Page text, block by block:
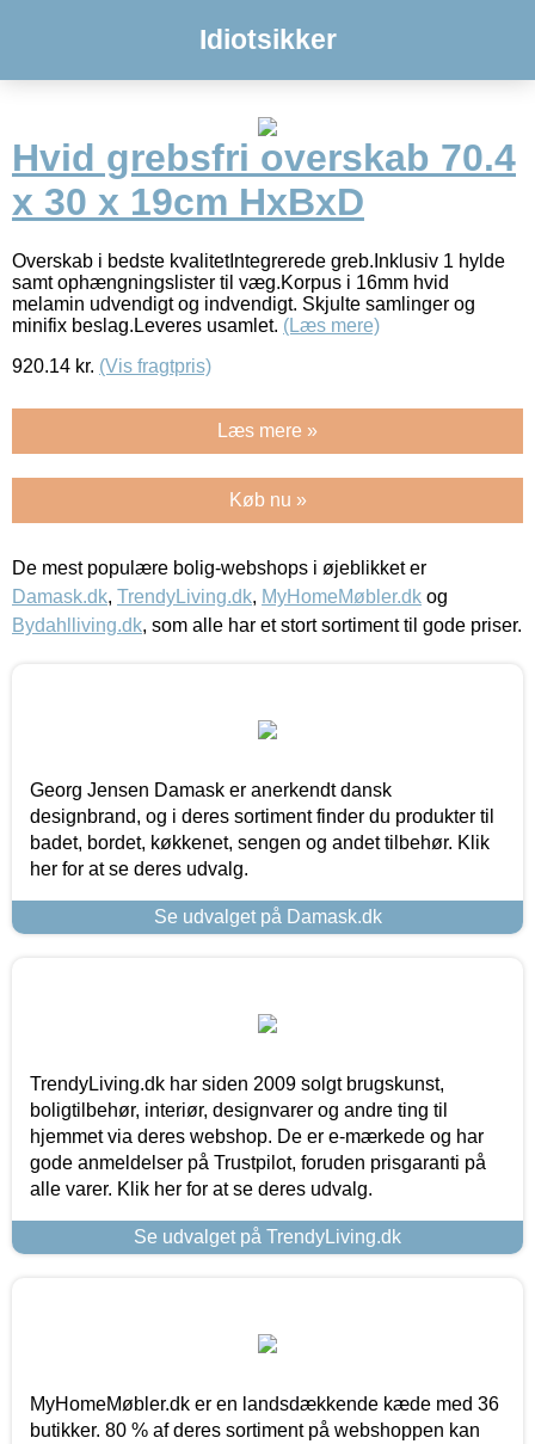
Idiotsikker
Hvid grebsfri overskab 70.4
x 30 x 19cm HxBxD
Overskab i bedste kvalitetIntegrerede greb.Inklusiv 1 hylde
samt ophængningslister til væg.Korpus i 16mm hvid
melamin udvendigt og indvendigt. Skjulte samlinger og
minifix beslag.Leveres usamlet. (Læs mere)
920.14 kr. (Vis fragtpris)
Læs mere »
Køb nu »
De mest populære bolig-webshops i øjeblikket er
Damask.dk, TrendyLiving.dk, MyHomeMøbler.dk og
Bydahlliving.dk, som alle har et stort sortiment til gode priser.
Georg Jensen Damask er anerkendt dansk
designbrand, og i deres sortiment finder du produkter til
badet, bordet, køkkenet, sengen og andet tilbehør. Klik
her for at se deres udvalg.
Se udvalget på Damask.dk
TrendyLiving.dk har siden 2009 solgt brugskunst,
boligtilbehør, interiør, designvarer og andre ting til
hjemmet via deres webshop. De er e-mærkede og har
gode anmeldelser på Trustpilot, foruden prisgaranti på
alle varer. Klik her for at se deres udvalg.
Se udvalget på TrendyLiving.dk
MyHomeMøbler.dk er en landsdækkende kæde med 36
butikker. 80 % af deres sortiment på webshoppen kan